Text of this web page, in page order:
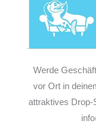
Werde
vor Ort in
attraktives Drop-